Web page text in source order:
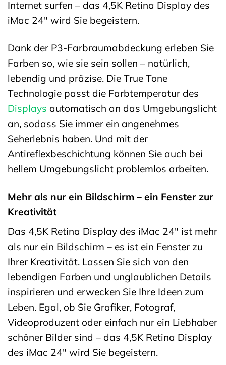
Internet surfen – das 4,5K Retina Display des
iMac 24″ wird Sie begeistern.
Dank der P3-Farbraumabdeckung erleben Sie
Farben so, wie sie sein sollen – natürlich,
lebendig und präzise. Die True Tone
Technologie passt die Farbtemperatur des
Displays automatisch an das Umgebungslicht
an, sodass Sie immer ein angenehmes
Seherlebnis haben. Und mit der
Antireflexbeschichtung können Sie auch bei
hellem Umgebungslicht problemlos arbeiten.
Mehr als nur ein Bildschirm – ein Fenster zur
Kreativität
Das 4,5K Retina Display des iMac 24″ ist mehr
als nur ein Bildschirm – es ist ein Fenster zu
Ihrer Kreativität. Lassen Sie sich von den
lebendigen Farben und unglaublichen Details
inspirieren und erwecken Sie Ihre Ideen zum
Leben. Egal, ob Sie Grafiker, Fotograf,
Videoproduzent oder einfach nur ein Liebhaber
schöner Bilder sind – das 4,5K Retina Display
des iMac 24″ wird Sie begeistern.